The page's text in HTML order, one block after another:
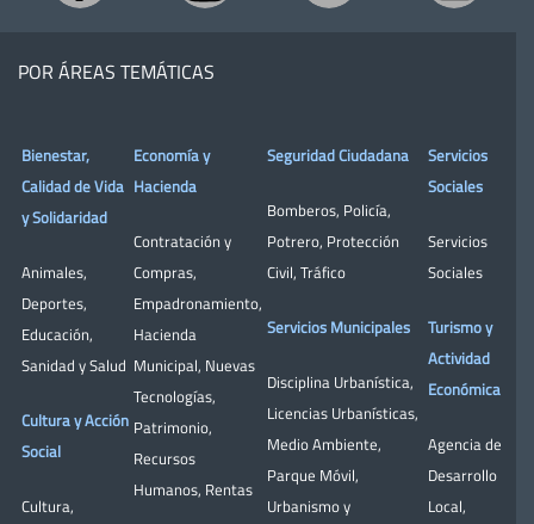
POR ÁREAS TEMÁTICAS
Bienestar,
Calidad de Vida
y Solidaridad
Animales,
Deportes,
Educación,
Sanidad y Salud
Cultura y Acción
Social
Cultura,
Economía y
Hacienda
Contratación y
Compras,
Empadronamiento,
Hacienda
Municipal, Nuevas
Tecnologías,
Patrimonio,
Recursos
Humanos, Rentas
Seguridad Ciudadana
Bomberos, Policía,
Potrero, Protección
Civil, Tráfico
Servicios Municipales
Disciplina Urbanística,
Licencias Urbanísticas,
Medio Ambiente,
Parque Móvil,
Urbanismo y
Servicios
Sociales
Servicios
Sociales
Turismo y
Actividad
Económica
Agencia de
Desarrollo
Local,